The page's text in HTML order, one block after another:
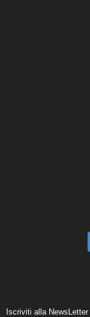
Iscriviti alla NewsLetter